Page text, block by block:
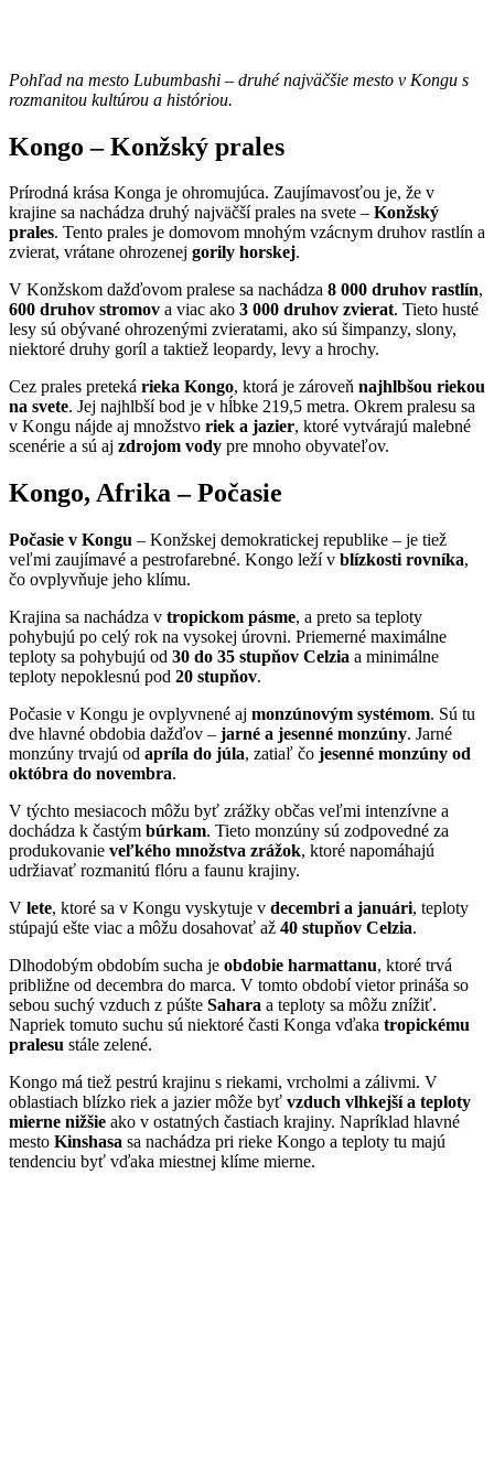
Pohľad na mesto Lubumbashi – druhé najväčšie mesto v Kongu s
rozmanitou kultúrou a históriou.
Kongo – Konžský prales
Prírodná krása Konga je ohromujúca. Zaujímavosťou je, že v
krajine sa nachádza druhý najväčší prales na svete – Konžský
prales. Tento prales je domovom mnohým vzácnym druhov rastlín a
zvierat, vrátane ohrozenej gorily horskej.
V Konžskom dažďovom pralese sa nachádza 8 000 druhov rastlín,
600 druhov stromov a viac ako 3 000 druhov zvierat. Tieto husté
lesy sú obývané ohrozenými zvieratami, ako sú šimpanzy, slony,
niektoré druhy goríl a taktiež leopardy, levy a hrochy.
Cez prales preteká rieka Kongo, ktorá je zároveň najhlbšou riekou
na svete. Jej najhlbší bod je v hĺbke 219,5 metra. Okrem pralesu sa
v Kongu nájde aj množstvo riek a jazier, ktoré vytvárajú malebné
scenérie a sú aj zdrojom vody pre mnoho obyvateľov.
Kongo, Afrika – Počasie
Počasie v Kongu – Konžskej demokratickej republike – je tiež
veľmi zaujímavé a pestrofarebné. Kongo leží v blízkosti rovníka,
čo ovplyvňuje jeho klímu.
Krajina sa nachádza v tropickom pásme, a preto sa teploty
pohybujú po celý rok na vysokej úrovni. Priemerné maximálne
teploty sa pohybujú od 30 do 35 stupňov Celzia a minimálne
teploty nepoklesnú pod 20 stupňov.
Počasie v Kongu je ovplyvnené aj monzúnovým systémom. Sú tu
dve hlavné obdobia dažďov – jarné a jesenné monzúny. Jarné
monzúny trvajú od apríla do júla, zatiaľ čo jesenné monzúny od
októbra do novembra.
V týchto mesiacoch môžu byť zrážky občas veľmi intenzívne a
dochádza k častým búrkam. Tieto monzúny sú zodpovedné za
produkovanie veľkého množstva zrážok, ktoré napomáhajú
udržiavať rozmanitú flóru a faunu krajiny.
V lete, ktoré sa v Kongu vyskytuje v decembri a januári, teploty
stúpajú ešte viac a môžu dosahovať až 40 stupňov Celzia.
Dlhodobým obdobím sucha je obdobie harmattanu, ktoré trvá
približne od decembra do marca. V tomto období vietor prináša so
sebou suchý vzduch z púšte Sahara a teploty sa môžu znížiť.
Napriek tomuto suchu sú niektoré časti Konga vďaka tropickému
pralesu stále zelené.
Kongo má tiež pestrú krajinu s riekami, vrcholmi a zálivmi. V
oblastiach blízko riek a jazier môže byť vzduch vlhkejší a teploty
mierne nižšie ako v ostatných častiach krajiny. Napríklad hlavné
mesto Kinshasa sa nachádza pri rieke Kongo a teploty tu majú
tendenciu byť vďaka miestnej klíme mierne.